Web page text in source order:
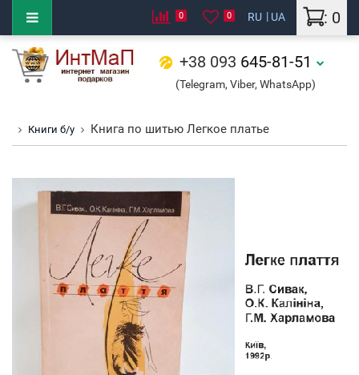
: 0
0 0 RU UA
+38 093 645-81-51
(Telegram, Viber, WhatsApp)
Книги б/у Книга по шитью Легкое платье